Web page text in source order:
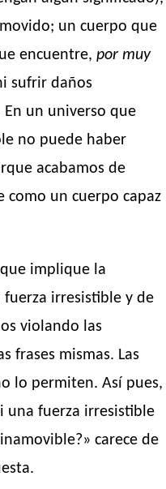
un cuerpo que
encuentre, por muy
sufrir daños
un universo que
no puede haber
acabamos de
como un cuerpo capaz
implique la
irresistible y de
violando las
frases mismas. Las
lo permiten. Así pues,
una fuerza irresistible
carece de